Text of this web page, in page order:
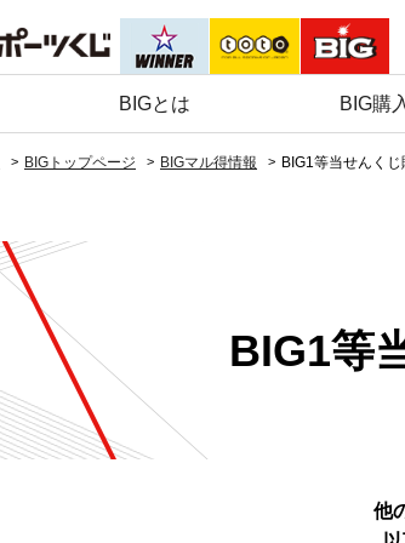
BIGとは BIG購
BIGトップページ BIGマル得情報 BIG1等当せんく
BIG1等
他